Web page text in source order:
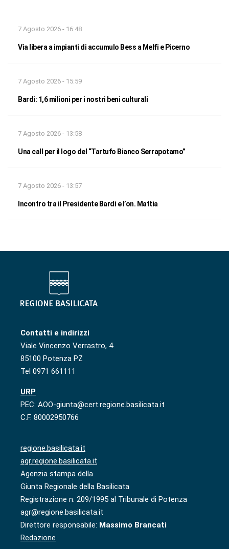
7 Agosto 2026 - 16:48
Via libera a impianti di accumulo Bess a Melfi e Picerno
7 Agosto 2026 - 15:59
Bardi: 1,6 milioni per i nostri beni culturali
7 Agosto 2026 - 13:58
Una call per il logo del “Tartufo Bianco Serrapotamo”
7 Agosto 2026 - 13:57
Incontro tra il Presidente Bardi e l’on. Mattia
Contatti e indirizzi
Viale Vincenzo Verrastro, 4
85100 Potenza PZ
Tel 0971 661111
URP
PEC: AOO-giunta@cert.regione.basilicata.it
C.F. 80002950766
regione.basilicata.it
agr.regione.basilicata.it
Agenzia stampa della
Giunta Regionale della Basilicata
Registrazione n. 209/1995 al Tribunale di Potenza
agr@regione.basilicata.it
Direttore responsabile: Massimo Brancati
Redazione